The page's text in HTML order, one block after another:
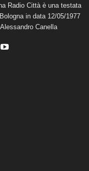
Radio Città è una testata
in data 12/05/1977
Canella